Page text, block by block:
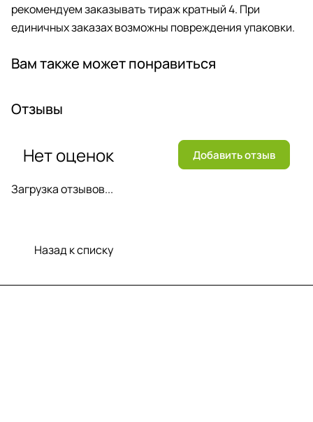
рекомендуем заказывать тираж кратный 4. При
единичных заказах возможны повреждения упаковки.
Вам также может понравиться
Отзывы
Загрузка отзывов...
Нет оценок Добавить отзыв
Назад к списку